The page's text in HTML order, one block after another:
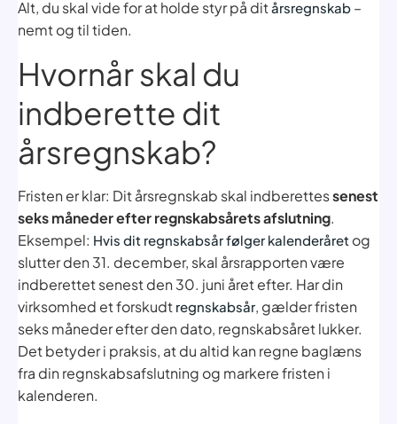
Alt, du skal vide for at holde styr på ditårsregnskab –
nemt og til tiden.
Hvornår skal du
indberette dit
årsregnskab?
Fristen er klar: Dit årsregnskab skal indberettessenest
seks måneder efter regnskabsårets afslutning.
Eksempel: Hvis dit regnskabsår følger kalenderåret og
slutter den 31. december, skal årsrapporten være
indberettet senest den 30. juni året efter. Har din
virksomhed et forskudt regnskabsår, gælder fristen
seks måneder efter den dato, regnskabsåret lukker.
Det betyder i praksis, at du altid kan regne baglæns
fra din regnskabsafslutning og markere fristen i
kalenderen.